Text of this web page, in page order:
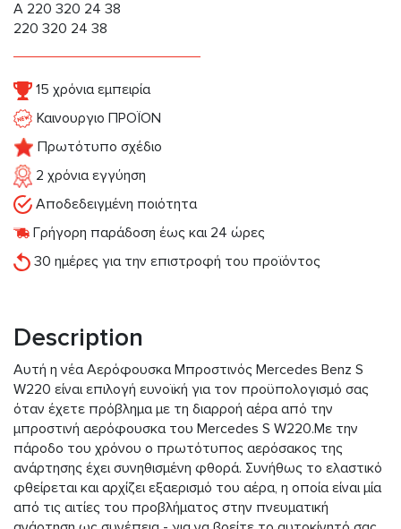
A 220 320 24 38
220 320 24 38
15 χρόνια εμπειρία
Καινουργιο ΠΡΟΪΟΝ
Πρωτότυπο σχέδιο
2 χρόνια εγγύηση
Αποδεδειγμένη ποιότητα
Γρήγορη παράδοση έως και 24 ώρες
30 ημέρες για την επιστροφή του προϊόντος
Description
Αυτή η νέα Aερόφουσκα Μπροστινός Mercedes Benz S
W220 είναι επιλογή ευνοϊκή για τον προϋπολογισμό σας
όταν έχετε πρόβλημα με τη διαρροή αέρα από την
μπροστινή αερόφουσκα του Mercedes S W220.Με την
πάροδο του χρόνου ο πρωτότυπος αερόσακος της
ανάρτησης έχει συνηθισμένη φθορά. Συνήθως το ελαστικό
φθείρεται και αρχίζει εξαερισμό του αέρα, η οποία είναι μία
από τις αιτίες του προβλήματος στην πνευματική